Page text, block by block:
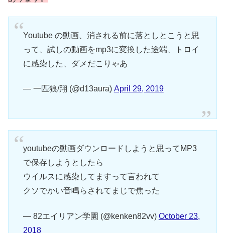
Youtube の動画、消される前に落としとこうと思
って、試しの動画をmp3に変換した途端、トロイ
に感染した、ダメだこりゃあ
— 一匹狼/翔 (@d13aura) April 29, 2019
youtubeの動画ダウンロードしようと思ってMP3
で保存しようとしたら
ウイルスに感染してますって言われて
クソでかい音鳴らされてまじで焦った
— 82エイリアン学園 (@kenken82vv) October 23,
2018